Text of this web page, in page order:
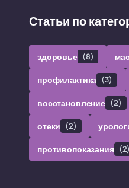
Статьи по
здоровье (8)
профилактика (3)
восстановление (2)
отеки (2)
противопоказания (2)